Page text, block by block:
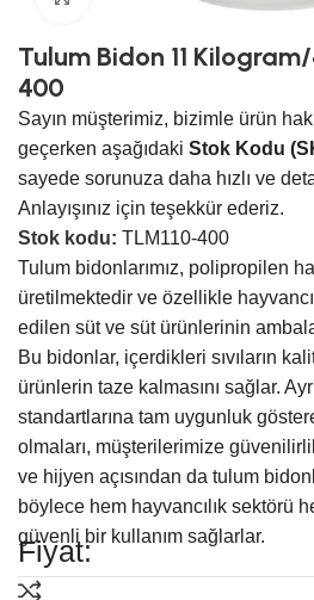
Tulum Bidon 11
400
Sayın müşterimiz, bizimle ürün
geçerken aşağıdaki Stok Kodu
sayede sorunuza daha hızlı ve
Anlayışınız için teşekkür ederiz.
Stok kodu: TLM110-400
Tulum bidonlarımız, polipropilen
üretilmektedir ve özellikle
edilen süt ve süt ürünlerinin
Bu bidonlar, içerdikleri sıvıların
ürünlerin taze kalmasını sağlar.
standartlarına tam uygunluk
olmaları, müşterilerimize
ve hijyen açısından da tulum
böylece hem hayvancılık sektörü
güvenli bir kullanım sağlarlar.
Fiyat: